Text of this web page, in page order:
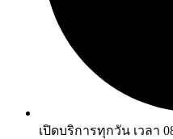
เปิดบริการทุกวัน เวลา